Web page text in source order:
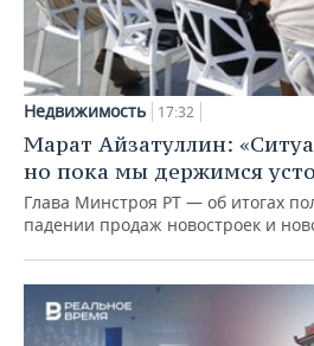
Недвижимость 17:32
Марат Айзатуллин:
но пока мы держимся
Глава Минстроя РТ — об итогах
падении продаж новостроек и